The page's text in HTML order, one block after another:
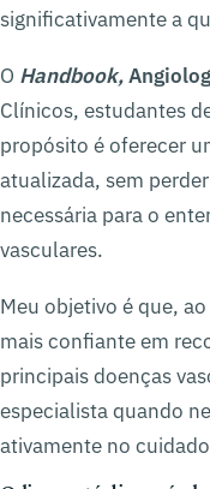
significativamente a
O Handbook,
Clínicos, estudantes
propósito é oferecer
atualizada, sem
necessária para o
vasculares.
Meu objetivo é que,
mais confiante em
principais doenças
especialista quando
ativamente no